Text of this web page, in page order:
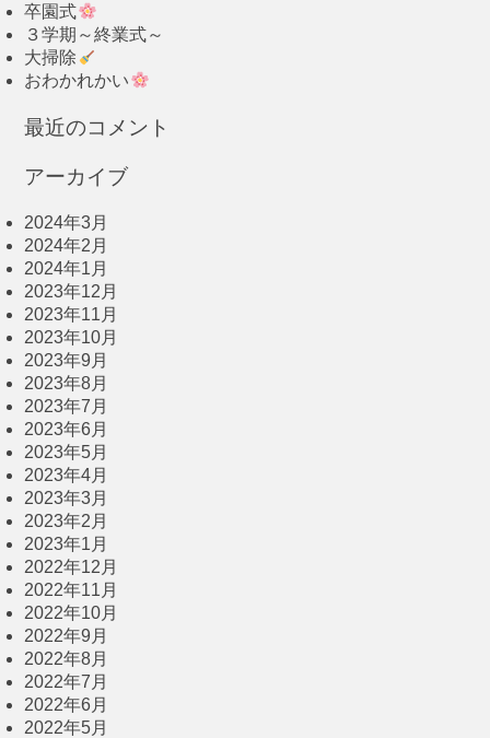
卒園式
３学期～終業式～
大掃除
おわかれかい
最近のコメント
アーカイブ
2024年3月
2024年2月
2024年1月
2023年12月
2023年11月
2023年10月
2023年9月
2023年8月
2023年7月
2023年6月
2023年5月
2023年4月
2023年3月
2023年2月
2023年1月
2022年12月
2022年11月
2022年10月
2022年9月
2022年8月
2022年7月
2022年6月
2022年5月